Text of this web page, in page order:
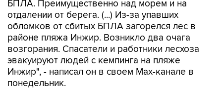
БПЛА. Преимущественно над морем и на
отдалении от берега. (...) Из-за упавших
обломков от сбитых БПЛА загорелся лес в
районе пляжа Инжир. Возникло два очага
возгорания. Спасатели и работники лесхоза
эвакуируют людей с кемпинга на пляже
Инжир", - написал он в своем Мах-канале в
понедельник.